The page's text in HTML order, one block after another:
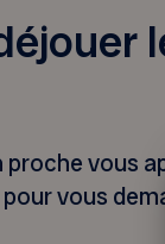
vous
vous